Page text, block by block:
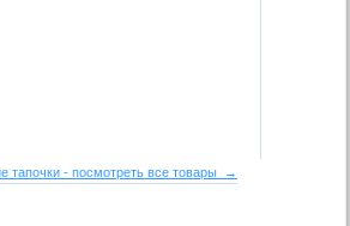
тапочки - посмотреть все товары →